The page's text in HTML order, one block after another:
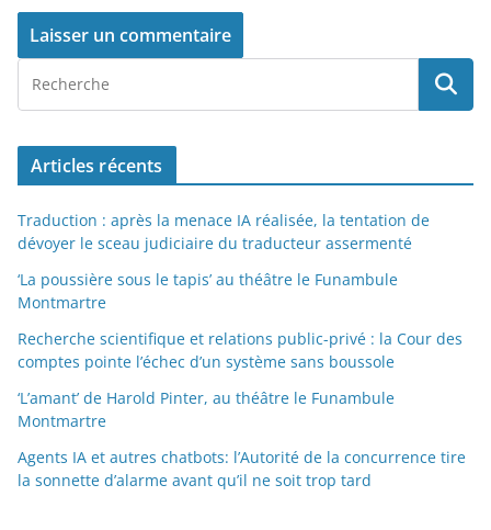
Articles récents
Traduction : après la menace IA réalisée, la tentation de
dévoyer le sceau judiciaire du traducteur assermenté
‘La poussière sous le tapis’ au théâtre le Funambule
Montmartre
Recherche scientifique et relations public-privé : la Cour des
comptes pointe l’échec d’un système sans boussole
‘L’amant’ de Harold Pinter, au théâtre le Funambule
Montmartre
Agents IA et autres chatbots: l’Autorité de la concurrence tire
la sonnette d’alarme avant qu’il ne soit trop tard